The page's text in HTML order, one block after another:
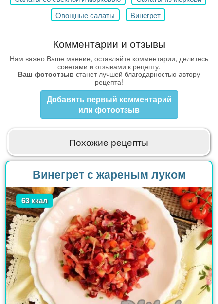
Овощные салаты
Винегрет
Комментарии и отзывы
Нам важно Ваше мнение, оставляйте комментарии, делитесь
советами и отзывами к рецепту.
Ваш фотоотзыв станет лучшей благодарностью автору
рецепта!
Добавить первый комментарий
или фотоотзыв
Похожие рецепты
Винегрет с жареным луком
63 ккал